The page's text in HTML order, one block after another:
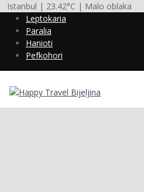
Istanbul | 23.42°C | Malo oblaka
Leptokaria
Paralia
Hanioti
Pefkohori